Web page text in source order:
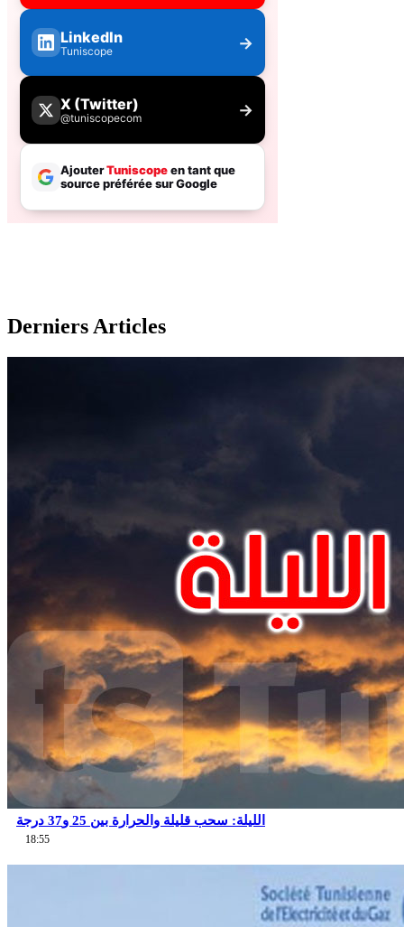
Derniers Articles
الليلة: سحب قليلة والحرارة بين 25 و37 درجة
18:55